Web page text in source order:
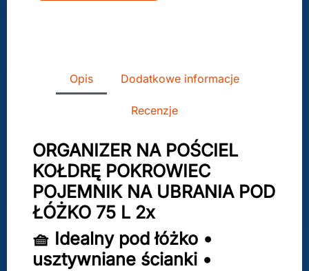
Opis Dodatkowe informacje
Recenzje
ORGANIZER NA POŚCIEL
KOŁDRĘ POKROWIEC
POJEMNIK NA UBRANIA POD
ŁÓŻKO 75 L 2x
🧺 Idealny pod łóżko •
usztywniane ścianki •